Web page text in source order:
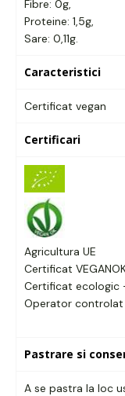
Fibre: 0g,
Proteine: 1,5g,
Sare: 0,11g.
Caracteristici
Certificat vegan
Certificari
Certificat
Certificat ecologic
Operator controlat
Pastrare si
A se pastra la loc